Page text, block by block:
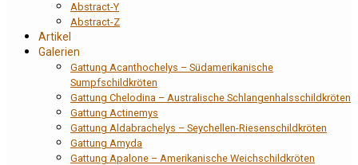
Abstract-Y
Abstract-Z
Artikel
Galerien
Gattung Acanthochelys – Südamerikanische
Sumpfschildkröten
Gattung Chelodina – Australische Schlangenhalsschildkröten
Gattung Actinemys
Gattung Aldabrachelys – Seychellen-Riesenschildkröten
Gattung Amyda
Gattung Apalone – Amerikanische Weichschildkröten